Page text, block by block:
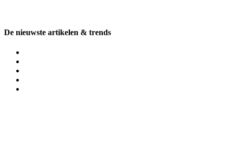
De nieuwste artikelen & trends